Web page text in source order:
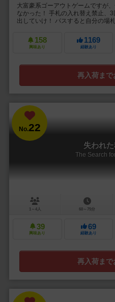
大富豪系ゴーアウトゲームですが
なかった！ 手札の入れ替え禁止、
出していけ！ パスすると自分の場
158
興味あり
1169
経験あり
再入荷まで
No.22
失われ
The Search
1～4人 60～75分
39
興味あり
69
経験あり
再入荷まで